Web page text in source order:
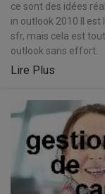
ce sont des idées
in outlook 2010 Il
sfr, mais cela est
outlook sans effort.
Lire Plus